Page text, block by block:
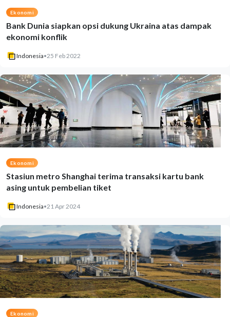
Ekonomi
Bank Dunia siapkan opsi dukung Ukraina atas dampak
ekonomi konflik
Indonesia•25 Feb 2022
Ekonomi
Stasiun metro Shanghai terima transaksi kartu bank
asing untuk pembelian tiket
Indonesia•21 Apr 2024
Ekonomi